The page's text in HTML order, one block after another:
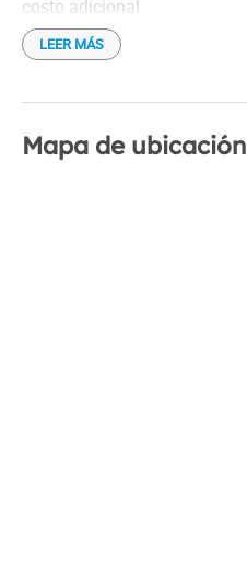
costo adicional.
LEER MÁS
Mapa de ubicación